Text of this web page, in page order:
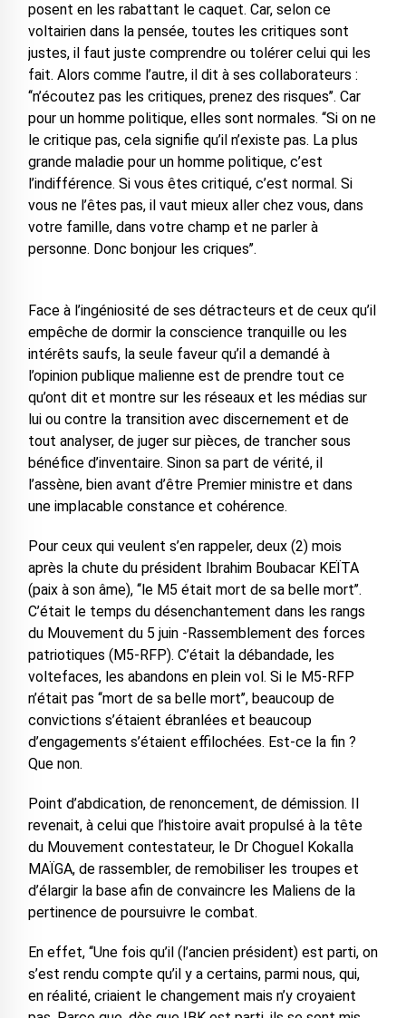
posent en les rabattant le caquet. Car, selon ce
voltairien dans la pensée, toutes les critiques sont
justes, il faut juste comprendre ou tolérer celui qui les
fait. Alors comme l’autre, il dit à ses collaborateurs :
‘‘n’écoutez pas les critiques, prenez des risques’’. Car
pour un homme politique, elles sont normales. ‘‘Si on ne
le critique pas, cela signifie qu’il n’existe pas. La plus
grande maladie pour un homme politique, c’est
l’indifférence. Si vous êtes critiqué, c’est normal. Si
vous ne l’êtes pas, il vaut mieux aller chez vous, dans
votre famille, dans votre champ et ne parler à
personne. Donc bonjour les criques’’.
Face à l’ingéniosité de ses détracteurs et de ceux qu’il
empêche de dormir la conscience tranquille ou les
intérêts saufs, la seule faveur qu’il a demandé à
l’opinion publique malienne est de prendre tout ce
qu’ont dit et montre sur les réseaux et les médias sur
lui ou contre la transition avec discernement et de
tout analyser, de juger sur pièces, de trancher sous
bénéfice d’inventaire. Sinon sa part de vérité, il
l’assène, bien avant d’être Premier ministre et dans
une implacable constance et cohérence.
Pour ceux qui veulent s’en rappeler, deux (2) mois
après la chute du président Ibrahim Boubacar KEÏTA
(paix à son âme), ‘‘le M5 était mort de sa belle mort’’.
C’était le temps du désenchantement dans les rangs
du Mouvement du 5 juin -Rassemblement des forces
patriotiques (M5-RFP). C’était la débandade, les
voltefaces, les abandons en plein vol. Si le M5-RFP
n’était pas ‘‘mort de sa belle mort’’, beaucoup de
convictions s’étaient ébranlées et beaucoup
d’engagements s’étaient effilochées. Est-ce la fin ?
Que non.
Point d’abdication, de renoncement, de démission. Il
revenait, à celui que l’histoire avait propulsé à la tête
du Mouvement contestateur, le Dr Choguel Kokalla
MAÏGA, de rassembler, de remobiliser les troupes et
d’élargir la base afin de convaincre les Maliens de la
pertinence de poursuivre le combat.
En effet, ‘‘Une fois qu’il (l’ancien président) est parti, on
s’est rendu compte qu’il y a certains, parmi nous, qui,
en réalité, criaient le changement mais n’y croyaient